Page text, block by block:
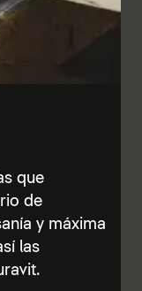
que
de
y máxima
las